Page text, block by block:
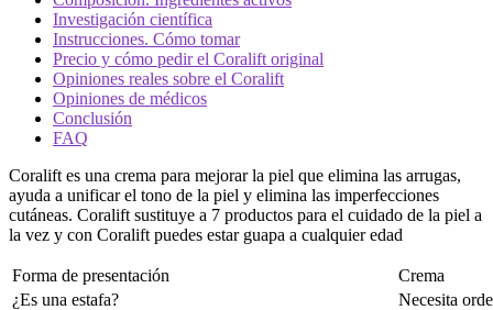
Investigación científica
Instrucciones. Cómo tomar
Precio y cómo pedir el Coralift original
Opiniones reales sobre el Coralift
Opiniones de médicos
Conclusión
FAQ
Coralift es una crema para mejorar la piel que elimina las arrugas,
ayuda a unificar el tono de la piel y elimina las imperfecciones
cutáneas. Coralift sustituye a 7 productos para el cuidado de la piel a
la vez y con Coralift puedes estar guapa a cualquier edad
Forma de presentación
Crema
¿Es una estafa?
Necesita